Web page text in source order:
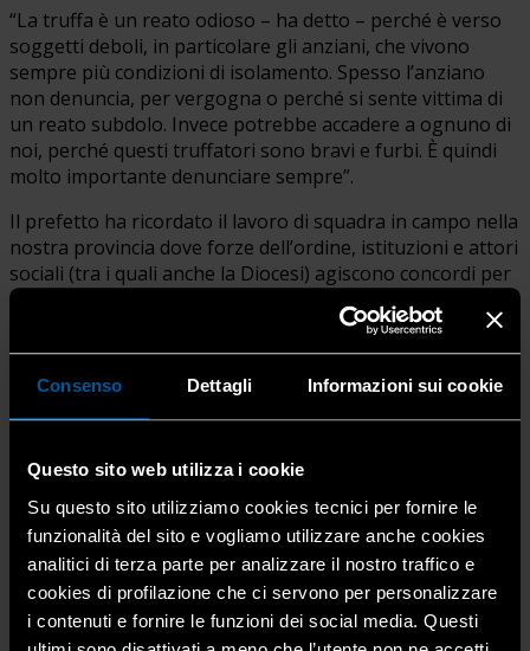
Consenso Dettagli Informazioni sui cookie
Questo sito web utilizza i cookie
Su questo sito utilizziamo cookies tecnici per fornire le
funzionalità del sito e vogliamo utilizzare anche cookies
analitici di terza parte per analizzare il nostro traffico e
cookies di profilazione che ci servono per personalizzare
i contenuti e fornire le funzioni dei social media. Questi
“La truffa è un reato odioso – ha detto – perché è verso
soggetti deboli, in particolare gli anziani, che vivono
sempre più condizioni di isolamento. Spesso l’anziano
non denuncia, per vergogna o perché si sente vittima di
un reato subdolo. Invece potrebbe accadere a ognuno di
noi, perché questi truffatori sono bravi e furbi. È quindi
molto importante denunciare sempre”.
Il prefetto ha ricordato il lavoro di squadra in campo nella
nostra provincia dove forze dell’ordine, istituzioni e attori
sociali (tra i quali anche la Diocesi) agiscono concordi per
dichiarare guerra ai malintenzionati e stringere le maglie
intorno agli anziani aiutandoli a combattere l’isolamento.
“Lo slogan di questa campagna è più sicuri insieme – ha
detto. Solo stando insieme possiamo tutelare chi è vittima
e punire chi compie i reati”.